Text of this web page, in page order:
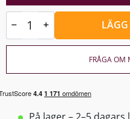
FRÅGA OM